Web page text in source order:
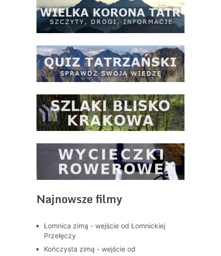
Najnowsze filmy
Łomnica zimą - wejście od Łomnickiej
Przełęczy
Kończysta zimą - wejście od